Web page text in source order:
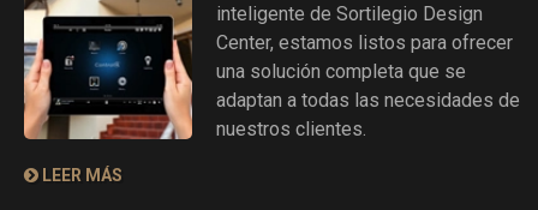
inteligente de Sortilegio Design
Center, estamos listos para ofrecer
una solución completa que se
adaptan a todas las necesidades de
nuestros clientes.
LEER MÁS